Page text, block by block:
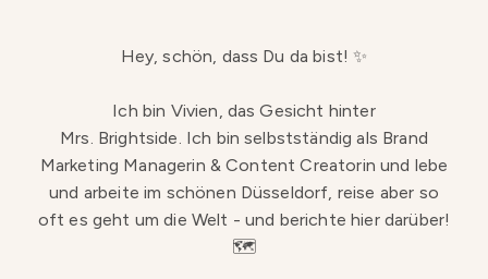
Hey, schön, dass Du da bist! ✨
Ich bin Vivien, das Gesicht hinter
Mrs. Brightside. Ich bin selbstständig als Brand
Marketing Managerin & Content Creatorin und lebe
und arbeite im schönen Düsseldorf, reise aber so
oft es geht um die Welt - und berichte hier darüber!
🗺️